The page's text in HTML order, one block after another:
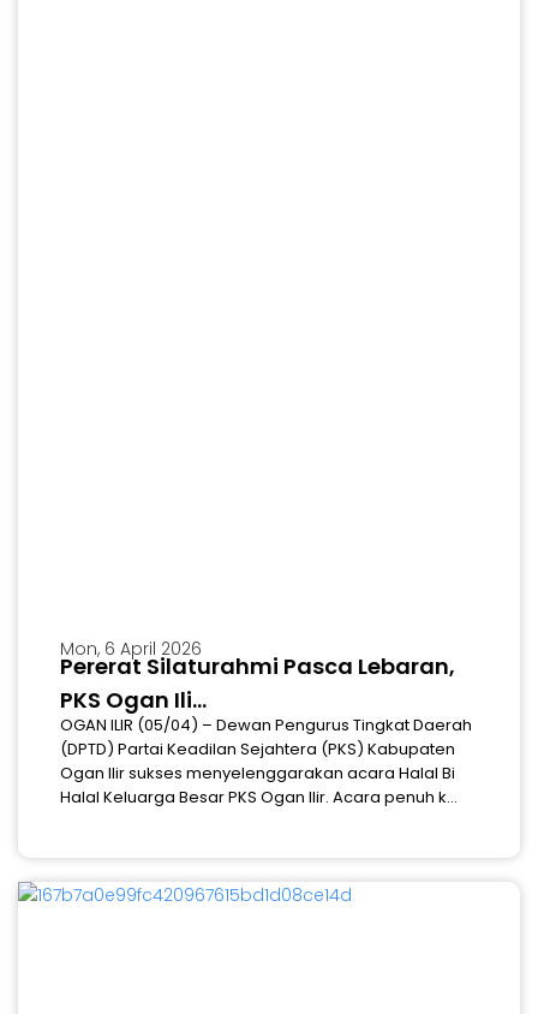
Mon, 6 April 2026
Pererat Silaturahmi Pasca Lebaran,
PKS Ogan Ili...
OGAN ILIR (05/04) – Dewan Pengurus Tingkat Daerah
(DPTD) Partai Keadilan Sejahtera (PKS) Kabupaten
Ogan Ilir sukses menyelenggarakan acara Halal Bi
Halal Keluarga Besar PKS Ogan Ilir. Acara penuh k...